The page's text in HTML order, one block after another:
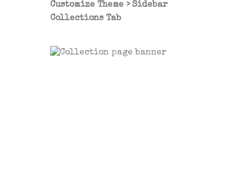
Customize Theme > Sidebar
Collections Tab